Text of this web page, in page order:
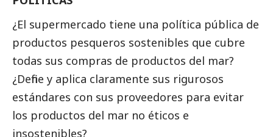
¿El supermercado tiene una política pública de
productos pesqueros sostenibles que cubre
todas sus compras de productos del mar?
¿Define y aplica claramente sus rigurosos
estándares con sus proveedores para evitar
los productos del mar no éticos e
insostenibles?